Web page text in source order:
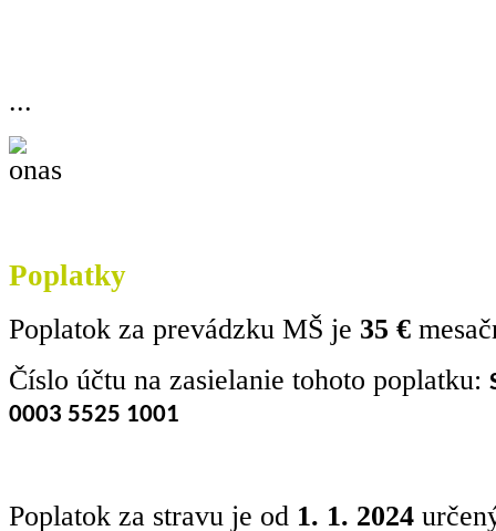
...
Poplatky
Poplatok za prevádzku MŠ je 35 €
Číslo účtu na zasielanie tohoto poplatku:
0003 5525 1001
Poplatok za stravu je od 1. 1. 2024